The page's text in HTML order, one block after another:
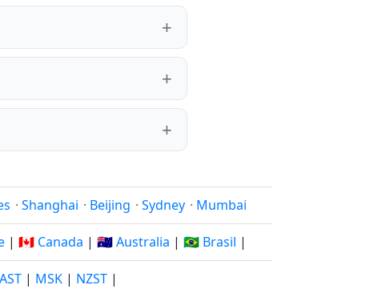
· Shanghai · Beijing · Sydney · Mumbai
| 🇨🇦 Canada | 🇦🇺 Australia | 🇧🇷 Brasil |
| MSK | NZST |